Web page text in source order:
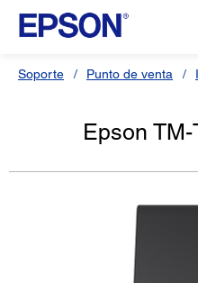
Soporte Punto de venta
Epson